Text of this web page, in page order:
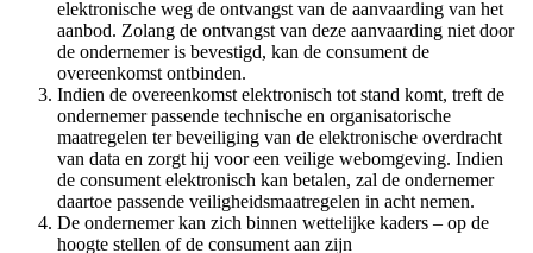
elektronische weg de ontvangst van de aanvaarding van het
aanbod. Zolang de ontvangst van deze aanvaarding niet door
de ondernemer is bevestigd, kan de consument de
overeenkomst ontbinden.
Indien de overeenkomst elektronisch tot stand komt, treft de
ondernemer passende technische en organisatorische
maatregelen ter beveiliging van de elektronische overdracht
van data en zorgt hij voor een veilige webomgeving. Indien
de consument elektronisch kan betalen, zal de ondernemer
daartoe passende veiligheidsmaatregelen in acht nemen.
De ondernemer kan zich binnen wettelijke kaders – op de
hoogte stellen of de consument aan zijn